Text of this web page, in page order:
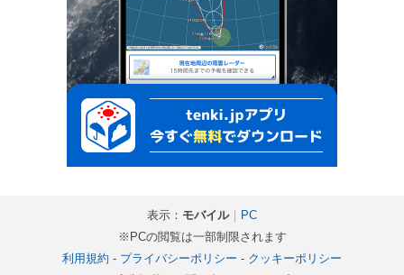
表示： モバイル｜
PC
※PCの閲覧は一部制限されます
利用規約 - プライバシーポリシー - クッキーポリシー